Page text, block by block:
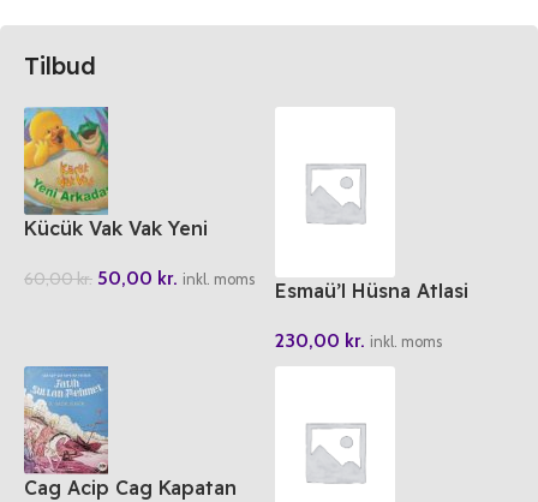
Tilbud
Kücük Vak Vak Yeni
60,00kr. 50,00 kr. inkl. moms Esmaü’l Hüsna Atlasi
230,00 kr. inkl. moms
Cag Acip Cag Kapatan